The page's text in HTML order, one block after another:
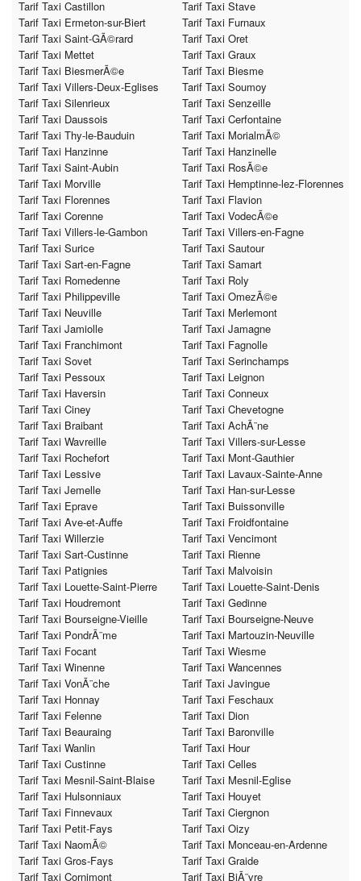
Tarif Taxi Castillon
Tarif Taxi Stave
Tarif Taxi Ermeton-sur-Biert
Tarif Taxi Furnaux
Tarif Taxi Saint-GÃ©rard
Tarif Taxi Oret
Tarif Taxi Mettet
Tarif Taxi Graux
Tarif Taxi BiesmerÃ©e
Tarif Taxi Biesme
Tarif Taxi Villers-Deux-Eglises
Tarif Taxi Soumoy
Tarif Taxi Silenrieux
Tarif Taxi Senzeille
Tarif Taxi Daussois
Tarif Taxi Cerfontaine
Tarif Taxi Thy-le-Bauduin
Tarif Taxi MorialmÃ©
Tarif Taxi Hanzinne
Tarif Taxi Hanzinelle
Tarif Taxi Saint-Aubin
Tarif Taxi RosÃ©e
Tarif Taxi Morville
Tarif Taxi Hemptinne-lez-Florennes
Tarif Taxi Florennes
Tarif Taxi Flavion
Tarif Taxi Corenne
Tarif Taxi VodecÃ©e
Tarif Taxi Villers-le-Gambon
Tarif Taxi Villers-en-Fagne
Tarif Taxi Surice
Tarif Taxi Sautour
Tarif Taxi Sart-en-Fagne
Tarif Taxi Samart
Tarif Taxi Romedenne
Tarif Taxi Roly
Tarif Taxi Philippeville
Tarif Taxi OmezÃ©e
Tarif Taxi Neuville
Tarif Taxi Merlemont
Tarif Taxi Jamiolle
Tarif Taxi Jamagne
Tarif Taxi Franchimont
Tarif Taxi Fagnolle
Tarif Taxi Sovet
Tarif Taxi Serinchamps
Tarif Taxi Pessoux
Tarif Taxi Leignon
Tarif Taxi Haversin
Tarif Taxi Conneux
Tarif Taxi Ciney
Tarif Taxi Chevetogne
Tarif Taxi Braibant
Tarif Taxi AchÃ¨ne
Tarif Taxi Wavreille
Tarif Taxi Villers-sur-Lesse
Tarif Taxi Rochefort
Tarif Taxi Mont-Gauthier
Tarif Taxi Lessive
Tarif Taxi Lavaux-Sainte-Anne
Tarif Taxi Jemelle
Tarif Taxi Han-sur-Lesse
Tarif Taxi Eprave
Tarif Taxi Buissonville
Tarif Taxi Ave-et-Auffe
Tarif Taxi Froidfontaine
Tarif Taxi Willerzie
Tarif Taxi Vencimont
Tarif Taxi Sart-Custinne
Tarif Taxi Rienne
Tarif Taxi Patignies
Tarif Taxi Malvoisin
Tarif Taxi Louette-Saint-Pierre
Tarif Taxi Louette-Saint-Denis
Tarif Taxi Houdremont
Tarif Taxi Gedinne
Tarif Taxi Bourseigne-Vieille
Tarif Taxi Bourseigne-Neuve
Tarif Taxi PondrÃ¨me
Tarif Taxi Martouzin-Neuville
Tarif Taxi Focant
Tarif Taxi Wiesme
Tarif Taxi Winenne
Tarif Taxi Wancennes
Tarif Taxi VonÃ¨che
Tarif Taxi Javingue
Tarif Taxi Honnay
Tarif Taxi Feschaux
Tarif Taxi Felenne
Tarif Taxi Dion
Tarif Taxi Beauraing
Tarif Taxi Baronville
Tarif Taxi Wanlin
Tarif Taxi Hour
Tarif Taxi Custinne
Tarif Taxi Celles
Tarif Taxi Mesnil-Saint-Blaise
Tarif Taxi Mesnil-Eglise
Tarif Taxi Hulsonniaux
Tarif Taxi Houyet
Tarif Taxi Finnevaux
Tarif Taxi Ciergnon
Tarif Taxi Petit-Fays
Tarif Taxi Oizy
Tarif Taxi NaomÃ©
Tarif Taxi Monceau-en-Ardenne
Tarif Taxi Gros-Fays
Tarif Taxi Graide
Tarif Taxi Cornimont
Tarif Taxi BiÃ¨vre